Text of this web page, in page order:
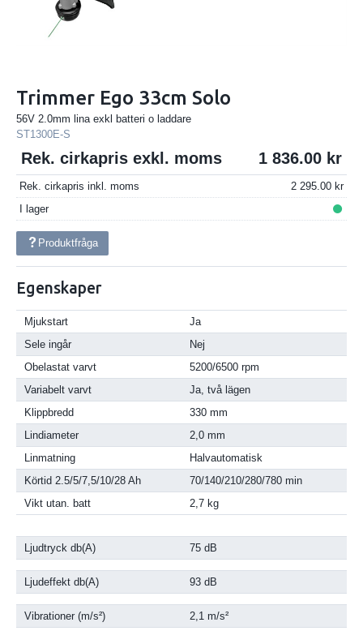
Trimmer Ego 33cm Solo
56V 2.0mm lina exkl batteri o laddare
ST1300E-S
Rek. cirkapris exkl. moms 1 836.00
Rek. cirkapris inkl. moms
2 295.00
I lager
Produktfråga
Egenskaper
Mjukstart
Ja
Sele ingår
Nej
Obelastat varvt
5200/6500 rpm
Variabelt varvt
Ja, två lägen
Klippbredd
330 mm
Lindiameter
2,0 mm
Linmatning
Halvautomatisk
Körtid 2.5/5/7,5/10/28 Ah
70/140/210/280/780 min
Vikt utan. batt
2,7 kg
Ljudtryck db(A) 75 dB
Ljudeffekt db(A) 93 dB
Vibrationer (m/s²) 2,1 m/s²